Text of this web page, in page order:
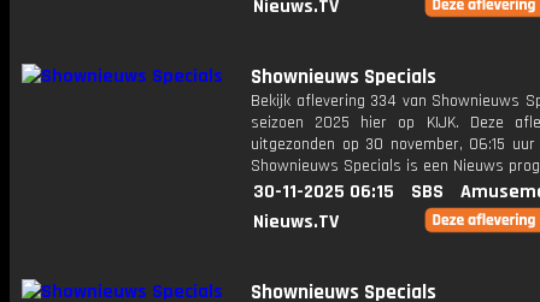
Nieuws.TV
Shownieuws Specials
Bekijk aflevering 334 van Shownieuws
seizoen 2025 hier op KIJK. Deze
uitgezonden op 30 november, 06:15
Shownieuws Specials is een Nieuws
30-11-2025 06:15 SBS
Nieuws.TV
Shownieuws Specials